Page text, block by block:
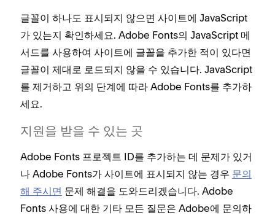
글꼴이 하나도 표시되지 않으면 사이트에 JavaScript
가 있는지 확인하세요. Adobe Fonts의 JavaScript 메
서드를 사용하여 사이트에 글꼴을 추가한 적이 있다면
글꼴이 제대로 로드되지 않을 수 있습니다. JavaScript
를 제거하고 위의 단계에 따라 Adobe Fonts를 추가하
세요.
지원을 받을 수 있는 곳
Adobe Fonts 프로젝트 ID를 추가하는 데 문제가 있거
나 Adobe Fonts가 사이트에 표시되지 않는 경우 문의
해 주시면 문제 해결을 도와드리겠습니다. Adobe
Fonts 사용에 대한 기타 모든 질문은 Adobe에 문의하